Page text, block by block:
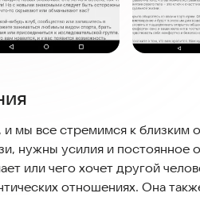
мы все стремимся к
нужны усилия и
или чего хочет другой
отношениях. Она
здоровых отношений,